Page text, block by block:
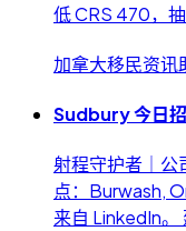
低 CRS 470，
加拿大移民资讯
Sudbury 今日
射程守护者｜
点：Burwash,
来自 LinkedIn